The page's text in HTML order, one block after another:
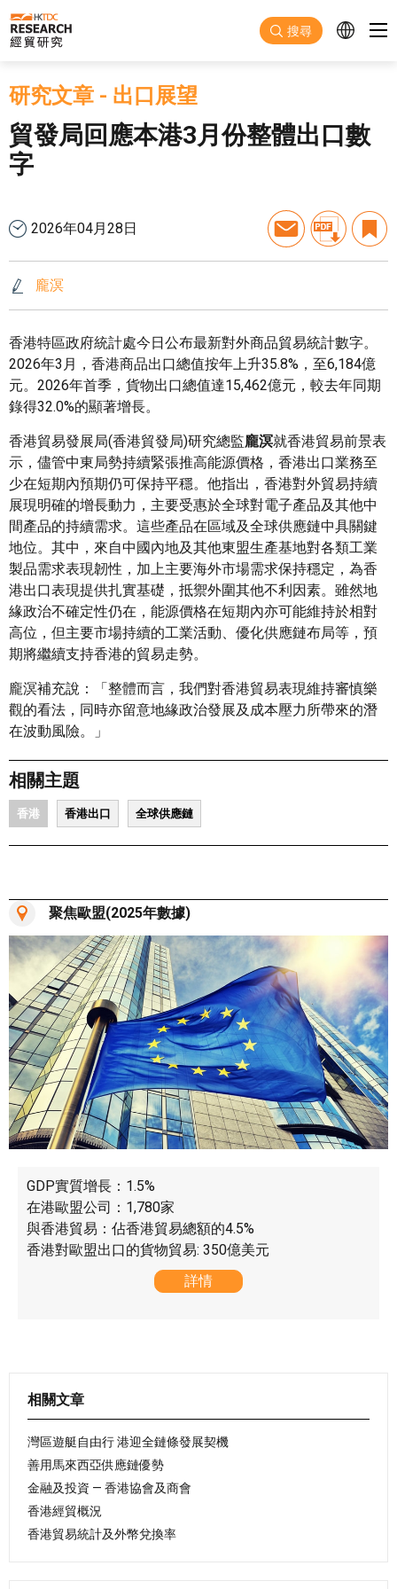
跳至主要內容
搜尋
研究文章 - 出口展望
貿發局回應本港3月份整體出口數
字
2026年04月28日
龐溟
香港特區政府統計處今日公布最新對外商品貿易統計數字。
2026年3月，香港商品出口總值按年上升35.8%，至6,184億
元。2026年首季，貨物出口總值達15,462億元，較去年同期
錄得32.0%的顯著增長。
香港貿易發展局(香港貿發局)研究總監龐溟就香港貿易前景表
示，儘管中東局勢持續緊張推高能源價格，香港出口業務至
少在短期內預期仍可保持平穩。他指出，香港對外貿易持續
展現明確的增長動力，主要受惠於全球對電子產品及其他中
間產品的持續需求。這些產品在區域及全球供應鏈中具關鍵
地位。其中，來自中國內地及其他東盟生產基地對各類工業
製品需求表現韌性，加上主要海外市場需求保持穩定，為香
港出口表現提供扎實基礎，抵禦外圍其他不利因素。雖然地
緣政治不確定性仍在，能源價格在短期內亦可能維持於相對
高位，但主要市場持續的工業活動、優化供應鏈布局等，預
期將繼續支持香港的貿易走勢。
龐溟補充說：「整體而言，我們對香港貿易表現維持審慎樂
觀的看法，同時亦留意地緣政治發展及成本壓力所帶來的潛
在波動風險。」
相關主題
香港 香港出口 全球供應鏈
聚焦歐盟(2025年數據)
GDP實質增長：1.5%
在港歐盟公司：1,780家
與香港貿易：佔香港貿易總額的4.5%
香港對歐盟出口的貨物貿易: 350億美元
詳情
相關文章
灣區遊艇自由行 港迎全鏈條發展契機
善用馬來西亞供應鏈優勢
金融及投資 — 香港協會及商會
香港經貿概況
香港貿易統計及外幣兌換率